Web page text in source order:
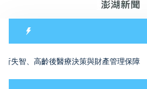
失智、高齡後醫療決策與財產管理保障